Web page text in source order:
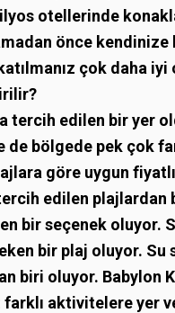
otellerinde
önce kendinize
çok daha iyi
tercih edilen bir yer
bölgede pek çok
göre uygun
edilen plajlardan
bir seçenek
bir plaj oluyor. Su
biri oluyor. Babylon
aktivitelere yer